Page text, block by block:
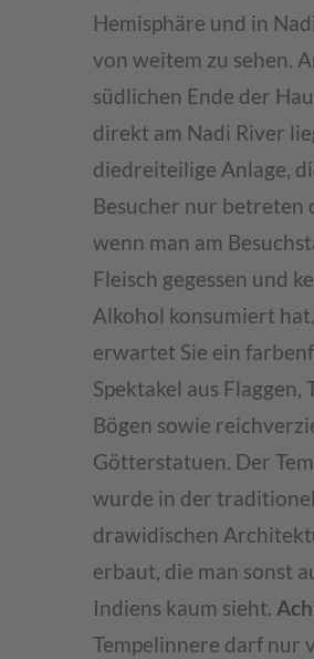
Hemisphäre und in
von weitem zu sehen.
südlichen Ende der
direkt am Nadi River
diedreiteilige Anlage,
Besucher nur betreten
wenn man am
Fleisch gegessen und
Alkohol konsumiert
erwartet Sie ein
Spektakel aus Flaggen,
Bögen sowie
Götterstatuen. Der
wurde in der
drawidischen
erbaut, die man sonst
Indiens kaum sieht.
Tempelinnere darf nur